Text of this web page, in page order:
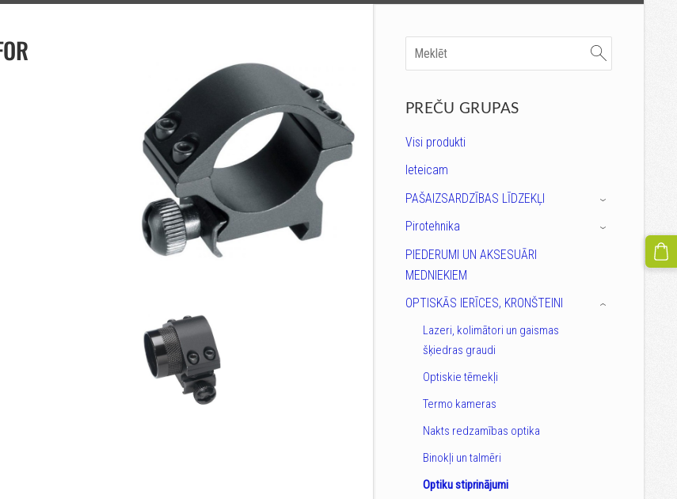
PREČU GRUPAS
Visi produkti
Ieteicam
PAŠAIZSARDZĪBAS LĪDZEKĻI
›
Pirotehnika ›
PIEDERUMI UN AKSESUĀRI
MEDNIEKIEM
OPTISKĀS IERĪCES, KRONŠTEINI
Lazeri, kolimātori un gaismas
šķiedras graudi
Optiskie tēmekļi
Termo kameras
Nakts redzamības optika
Binokļi un talmēri
Optiku stiprinājumi
›